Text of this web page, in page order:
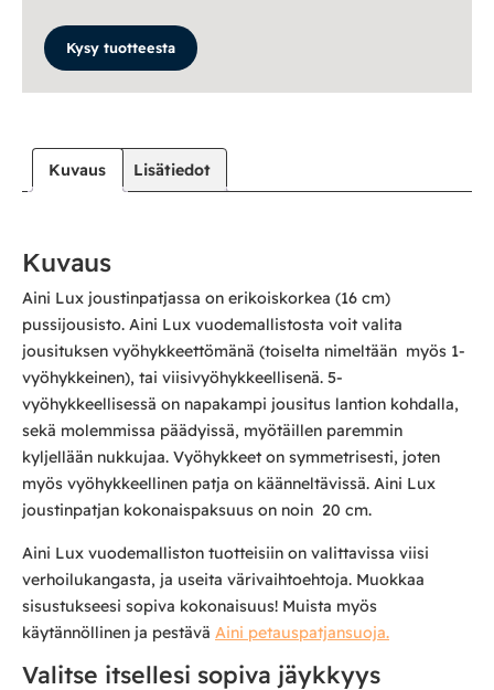
Kysy tuotteesta
Kuvaus Lisätiedot
Kuvaus
Aini Lux joustinpatjassa on erikoiskorkea (16 cm)
pussijousisto. Aini Lux vuodemallistosta voit valita
jousituksen vyöhykkeettömänä (toiselta nimeltään myös 1-
vyöhykkeinen), tai viisivyöhykkeellisenä. 5-
vyöhykkeellisessä on napakampi jousitus lantion kohdalla,
sekä molemmissa päädyissä, myötäillen paremmin
kyljellään nukkujaa. Vyöhykkeet on symmetrisesti, joten
myös vyöhykkeellinen patja on käänneltävissä. Aini Lux
joustinpatjan kokonaispaksuus on noin 20 cm.
Aini Lux vuodemalliston tuotteisiin on valittavissa viisi
verhoilukangasta, ja useita värivaihtoehtoja. Muokkaa
sisustukseesi sopiva kokonaisuus! Muista myös
käytännöllinen ja pestävä Aini petauspatjansuoja.
Valitse itsellesi sopiva jäykkyys